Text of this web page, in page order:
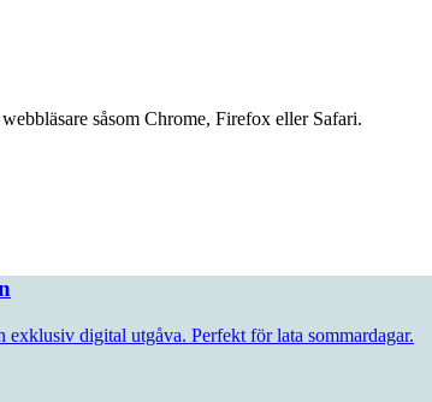
såsom Chrome, Firefox eller Safari.
digital utgåva. Perfekt för lata sommardagar.